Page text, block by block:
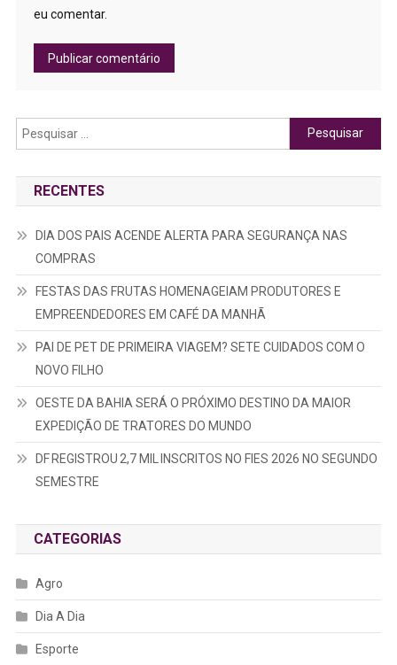
eu comentar.
Pesquisar
por:
RECENTES
DIA DOS PAIS ACENDE ALERTA PARA SEGURANÇA NAS
COMPRAS
FESTAS DAS FRUTAS HOMENAGEIAM PRODUTORES E
EMPREENDEDORES EM CAFÉ DA MANHÃ
PAI DE PET DE PRIMEIRA VIAGEM? SETE CUIDADOS COM O
NOVO FILHO
OESTE DA BAHIA SERÁ O PRÓXIMO DESTINO DA MAIOR
EXPEDIÇÃO DE TRATORES DO MUNDO
DF REGISTROU 2,7 MIL INSCRITOS NO FIES 2026 NO SEGUNDO
SEMESTRE
CATEGORIAS
Agro
Dia A Dia
Esporte